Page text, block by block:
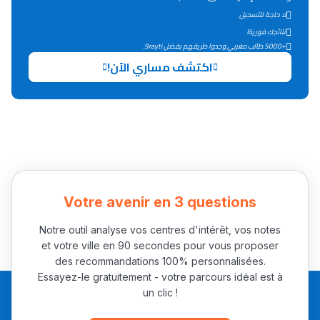
Collège au Maroc
التعليم الثانوي الإعدادي
Interviews/Vidéos
دليل المهن
لا حاجة للتسجيل
نتائجك فورية!
+5000 طالب مغربي وجدوا طريقهم بفضل 9rayti.
اكتشف مساري الآن!
Votre avenir en 3 questions
Notre outil analyse vos centres d'intérêt, vos notes
et votre ville en 90 secondes pour vous proposer
des recommandations 100% personnalisées.
Essayez-le gratuitement - votre parcours idéal est à
un clic !